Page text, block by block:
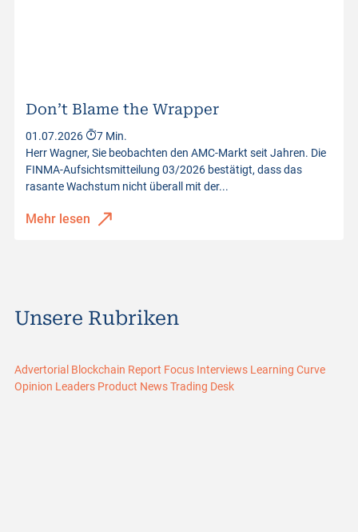
Don’t Blame the Wrapper
01.07.2026
7 Min.
Herr Wagner, Sie beobachten den AMC-Markt seit Jahren. Die
FINMA-Aufsichtsmitteilung 03/2026 bestätigt, dass das
rasante Wachstum nicht überall mit der...
Mehr lesen
Unsere Rubriken
Advertorial Blockchain Report Focus Interviews Learning Curve
Opinion Leaders Product NewsTrading Desk